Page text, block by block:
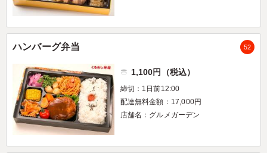
ハンバーグ弁当 52
1,100円（税込）
締切：1日前12:00
配達無料金額：17,000円
店舗名：グルメガーデン